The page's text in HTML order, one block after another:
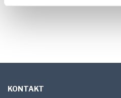
KONTAKT